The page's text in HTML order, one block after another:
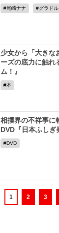
尾崎ナナ グラドル
少女から「大きな
ーズの底力に触れ
ム！』
本
相撲界の不祥事に
DVD『日本ふしぎ
DVD
1 2 3